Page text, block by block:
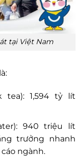
tại Việt Nam
tea): 1,594 tỷ lít
940 triệu lít
trưởng nhanh
cáo ngành.